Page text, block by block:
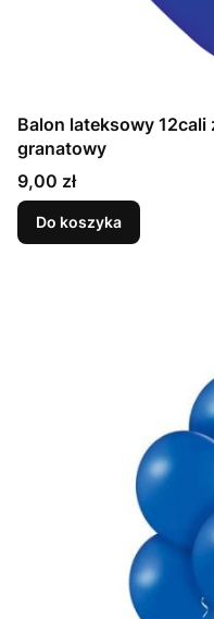
Balon lateksowy 12cali
granatowy
Cena
9,00 zł
Do koszyka